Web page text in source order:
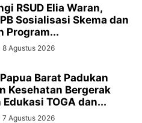
RSUD Elia Waran,
Sosialisasi Skema dan
Program...
8 Agustus 2026
Barat Padukan
Kesehatan Bergerak
TOGA dan...
7 Agustus 2026